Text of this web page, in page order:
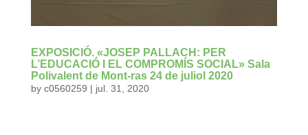
EXPOSICIÓ. «JOSEP PALLACH: PER
L’EDUCACIÓ I EL COMPROMÍS SOCIAL» Sala
Polivalent de Mont-ras 24 de juliol 2020
by c0560259 | jul. 31, 2020